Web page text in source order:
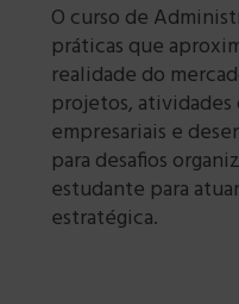
O curso de
práticas que
realidade do
projetos, atividades
empresariais e
para desafios
estudante para
estratégica.